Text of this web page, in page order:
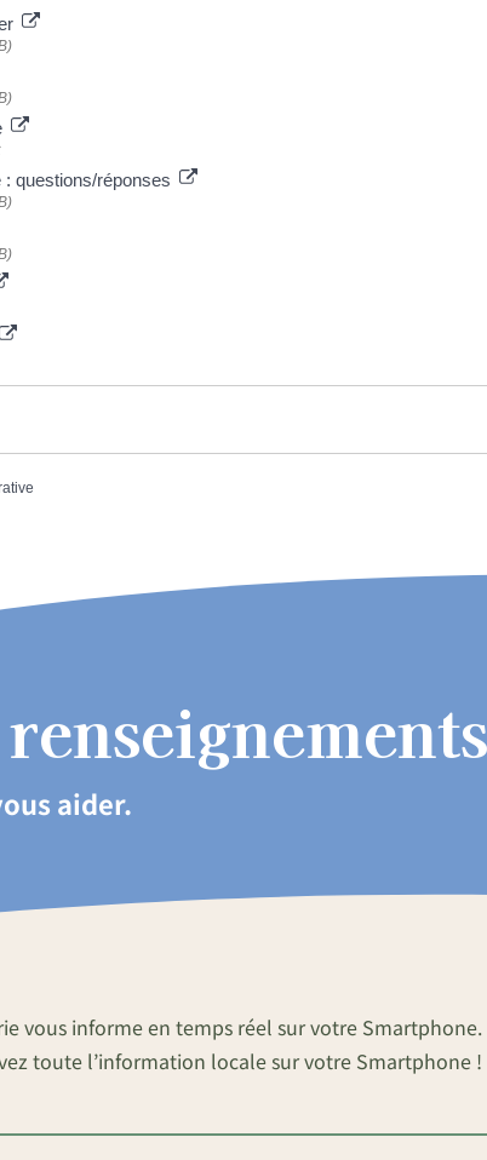
questions/réponses
aider.
vous informe en temps réel sur votre Smartphone.
toute l’information locale sur votre Smartphone !